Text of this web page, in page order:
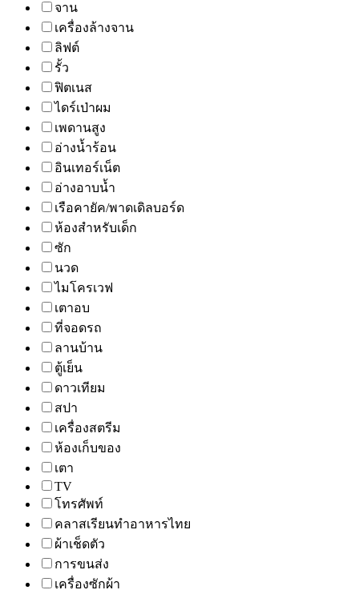
จาน
เครื่องล้างจาน
ลิฟต์
รั้ว
ฟิตเนส
ไดร์เป่าผม
เพดานสูง
อ่างน้ำร้อน
อินเทอร์เน็ต
อ่างอาบน้ำ
เรือคายัค/พาดเดิลบอร์ด
ห้องสำหรับเด็ก
ซัก
นวด
ไมโครเวฟ
เตาอบ
ที่จอดรถ
ลานบ้าน
ตู้เย็น
ดาวเทียม
สปา
เครื่องสตรีม
ห้องเก็บของ
เตา
TV
โทรศัพท์
คลาสเรียนทำอาหารไทย
ผ้าเช็ดตัว
การขนส่ง
เครื่องซักผ้า